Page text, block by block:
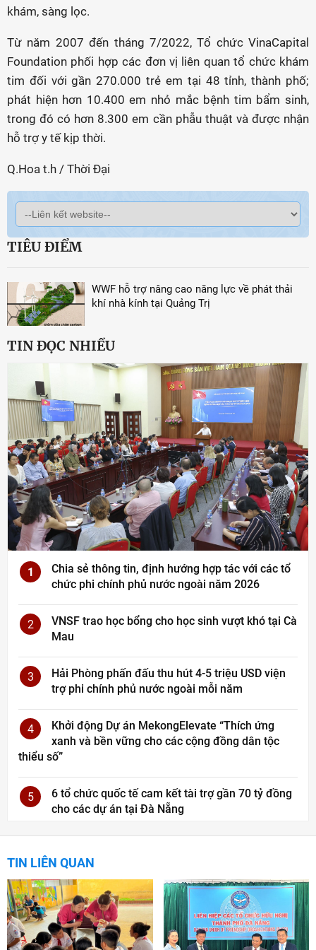
khám, sàng lọc.
Từ năm 2007 đến tháng 7/2022, Tổ chức VinaCapital
Foundation phối hợp các đơn vị liên quan tổ chức khám
tim đối với gần 270.000 trẻ em tại 48 tỉnh, thành phố;
phát hiện hơn 10.400 em nhỏ mắc bệnh tim bẩm sinh,
trong đó có hơn 8.300 em cần phẫu thuật và được nhận
hỗ trợ y tế kịp thời.
Q.Hoa t.h / Thời Đại
TIÊU ĐIỂM
WWF hỗ trợ nâng cao năng lực về phát thải
khí nhà kính tại Quảng Trị
TIN ĐỌC NHIỀU
1
Chia sẻ thông tin, định hướng hợp tác với các tổ
chức phi chính phủ nước ngoài năm 2026
2
VNSF trao học bổng cho học sinh vượt khó tại Cà
Mau
3
Hải Phòng phấn đấu thu hút 4-5 triệu USD viện
trợ phi chính phủ nước ngoài mỗi năm
4
Khởi động Dự án MekongElevate “Thích ứng
xanh và bền vững cho các cộng đồng dân tộc
thiểu số”
5
6 tổ chức quốc tế cam kết tài trợ gần 70 tỷ đồng
cho các dự án tại Đà Nẵng
TIN LIÊN QUAN